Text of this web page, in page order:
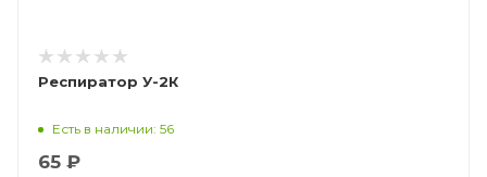
Респиратор У-2К
Есть в наличии: 56
65 ₽